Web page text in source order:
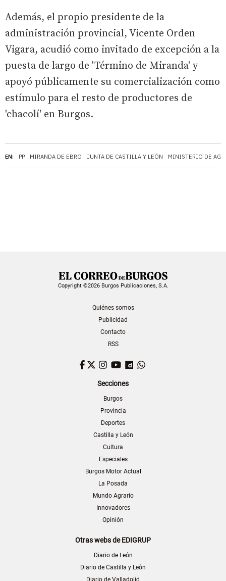
EN: PP MIRANDA DE EBRO JUNTA DE CASTILLA Y LEÓN MINISTERIO DE
Además, el propio presidente de la
administración provincial, Vicente Orden
Vigara, acudió como invitado de excepción a la
puesta de largo de 'Término de Miranda' y
apoyó públicamente su comercialización como
estímulo para el resto de productores de
'chacolí' en Burgos.
Copyright ©2026 Burgos Publicaciones, S.A.
Quiénes somos
Publicidad
Contacto
RSS
Facebook
TwitterInstagram
YouTubeDailymotion
Secciones
Burgos
Provincia
Deportes
Castilla y León
Cultura
Especiales
Burgos Motor Actual
La Posada
Mundo Agrario
Innovadores
Opinión
Otras webs de EDIGRUP
Diario de León
Diario de Castilla y León
Diario de Valladolid